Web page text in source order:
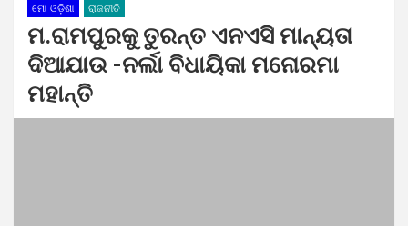
ମୋ ଓଡ଼ିଶା ରାଜନୀତି
ମ.ରାମପୁରକୁ ତୁରନ୍ତ ଏନଏସି ମାନ୍ୟତା
ଦିଆଯାଉ -ନର୍ଲା ବିଧାୟିକା ମନୋରମା
ମହାନ୍ତି